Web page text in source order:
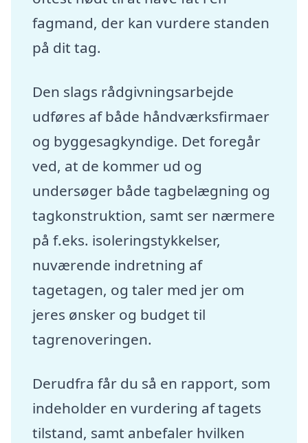
fagmand, der kan vurdere standen
på dit tag.
Den slags rådgivningsarbejde
udføres af både håndværksfirmaer
og byggesagkyndige. Det foregår
ved, at de kommer ud og
undersøger både tagbelægning og
tagkonstruktion, samt ser nærmere
på f.eks. isoleringstykkelser,
nuværende indretning af
tagetagen, og taler med jer om
jeres ønsker og budget til
tagrenoveringen.
Derudfra får du så en rapport, som
indeholder en vurdering af tagets
tilstand, samt anbefaler hvilken